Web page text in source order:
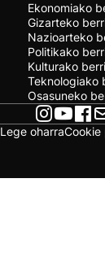
Ekonomiako
Gizarteko
Nazioarteko
Politikako
Kulturako
Teknologiako
Osasuneko
Lege oharraCookie